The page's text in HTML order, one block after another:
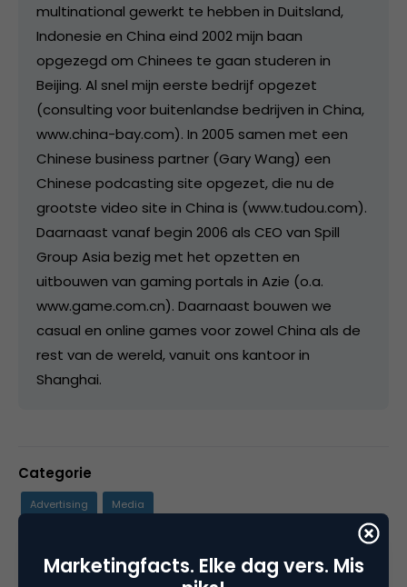
multinational gewerkt te hebben in Duitsland,
Indonesie en China eind 2002 mijn baan
opgezegd om Chinees te gaan studeren in
Beijing. Al snel mijn eerste bedrijf opgezet
(consulting voor buitenlandse bedrijven in China,
www.china-bay.com). In 2005 samen met een
Chinese business partner (Gary Wang) een
Chinese podcasting site opgezet, die nu de
grootste video site in China is (www.tudou.com).
Daarnaast vanaf begin 2006 als CEO van Spill
Group Asia bezig met het opzetten en
uitbouwen van gaming portals in Azie (o.a.
www.game.com.cn). Daarnaast bouwen we
casual en online games voor zowel China als de
rest van de wereld, vanuit ons kantoor in
Shanghai.
Categorie
Advertising Media
TagsMarketingfacts. Elke dag vers. Mis